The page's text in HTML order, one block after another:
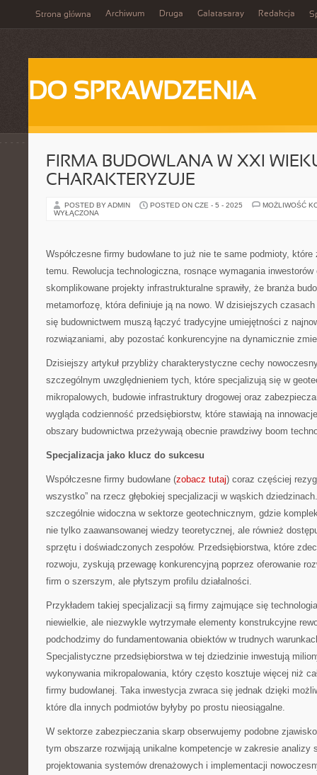
Strona główna Archiwum Druga Galatasaray Redakcja
DO SPRAWDZENIA
FIRMA BUDOWLANA W XXI
CHARAKTERYZUJE
POSTED BY ADMIN POSTED ON CZE - 5 - 2025
MOŻLIWOŚĆ
WYŁĄCZONA
Współczesne firmy budowlane to już nie te same podmioty,
temu. Rewolucja technologiczna, rosnące wymagania
skomplikowane projekty infrastrukturalne sprawiły, że branża
metamorfozę, która definiuje ją na nowo. W dzisiejszych
się budownictwem muszą łączyć tradycyjne umiejętności z
rozwiązaniami, aby pozostać konkurencyjne na dynamicznie
Dzisiejszy artykuł przybliży charakterystyczne cechy
szczególnym uwzględnieniem tych, które specjalizują się w
mikropalowych, budowie infrastruktury drogowej oraz
wygląda codzienność przedsiębiorstw, które stawiają na
obszary budownictwa przeżywają obecnie prawdziwy boom
Specjalizacja jako klucz do sukcesu
Współczesne firmy budowlane (zobacz tutaj) coraz częściej
wszystko” na rzecz głębokiej specjalizacji w wąskich
szczególnie widoczna w sektorze geotechnicznym, gdzie
nie tylko zaawansowanej wiedzy teoretycznej, ale również
sprzętu i doświadczonych zespołów. Przedsiębiorstwa, które
rozwoju, zyskują przewagę konkurencyjną poprzez oferowanie
firm o szerszym, ale płytszym profilu działalności.
Przykładem takiej specjalizacji są firmy zajmujące się
niewielkie, ale niezwykle wytrzymałe elementy konstrukcyjne
podchodzimy do fundamentowania obiektów w trudnych
Specjalistyczne przedsiębiorstwa w tej dziedzinie inwestują
wykonywania mikropalowania, który często kosztuje więcej niż
firmy budowlanej. Taka inwestycja zwraca się jednak dzięki
które dla innych podmiotów byłyby po prostu nieosiągalne.
W sektorze zabezpieczania skarp obserwujemy podobne
tym obszarze rozwijają unikalne kompetencje w zakresie analizy
projektowania systemów drenażowych i implementacji